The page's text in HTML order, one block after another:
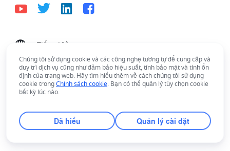
Tiếng Việt
Bahasa Indonesia Deutsch English
Español
Français
Italiano
Português (Brasil)
Tiếng Việt
ไทย 한국어 日本語
中文
© Lark Technologies Pte. Ltd. Headquartered in
Singapore with offices worldwide.
Chúng tôi sử dụng cookie và các công nghệ tương tự để cung cấp và
duy trì dịch vụ cũng như đảm bảo hiệu suất, tính bảo mật và tính ổn
định của trang web. Hãy tìm hiểu thêm về cách chúng tôi sử dụng
cookie trongChính sách cookie. Bạn có thể quản lý tùy chọn cookie
bất kỳ lúc nào.
Đã hiểu Quản lý cài đặt